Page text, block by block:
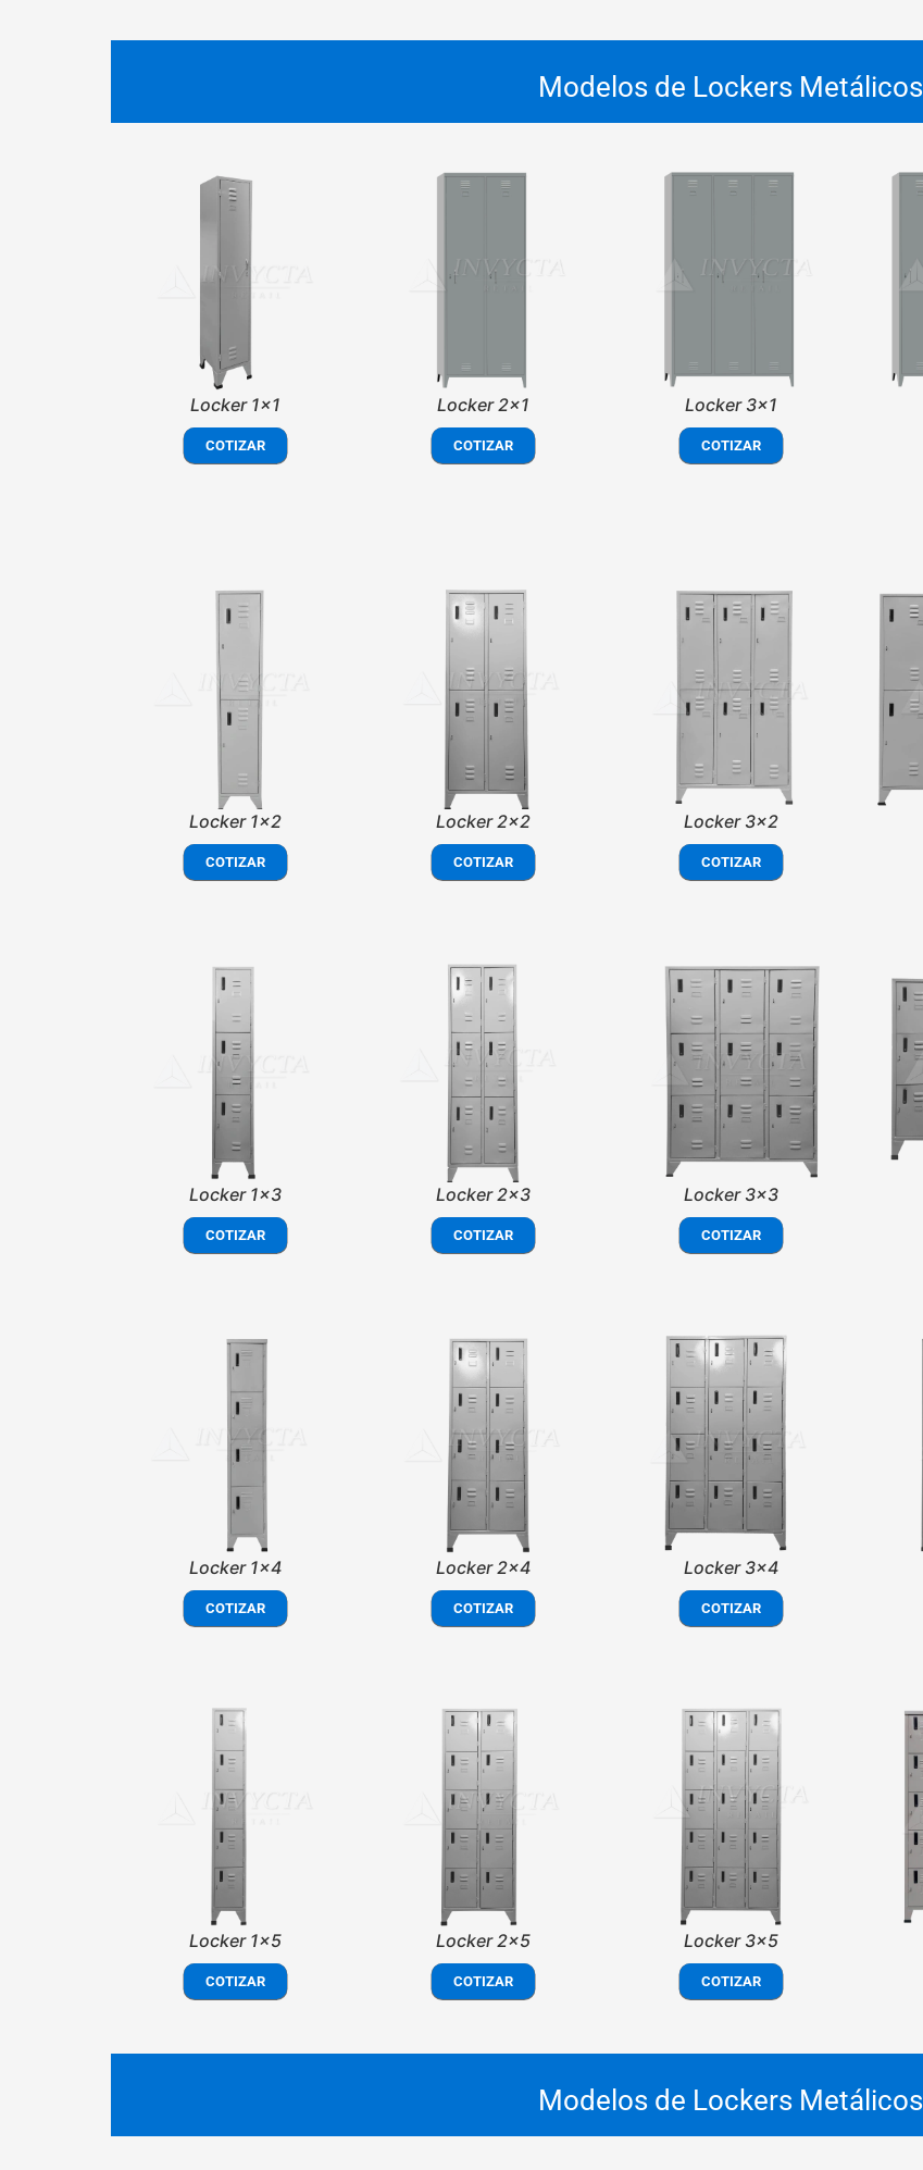
Modelos de Lockers Metálicos
Locker 1x1
COTIZAR
Locker 2x1
COTIZAR
Locker 3x1
COTIZAR
Locker 1x2
COTIZAR
Locker 2x2
COTIZAR
Locker 3x2
COTIZAR
Locker 1x3
COTIZAR
Locker 2x3
COTIZAR
Locker 3x3
COTIZAR
Locker 1x4
COTIZAR
Locker 2x4
COTIZAR
Locker 3x4
COTIZAR
Locker 1x5
COTIZAR
Locker 2x5
COTIZAR
Locker 3x5
COTIZAR
Modelos de Lockers Metálicos